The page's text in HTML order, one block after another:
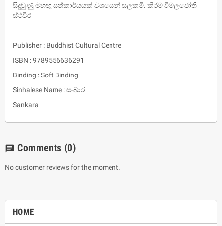
HOME
සිදුවුණු මහඟු සත්කාර්යයක්‌ වශයෙන්‌ සලකමි. කිරම විමලජෝති
ස්ථවිර
Publisher : Buddhist Cultural Centre
ISBN : 9789556636291
Binding : Soft Binding
Sinhalese Name : සංඛාර
Sankara
chat Comments (0)
No customer reviews for the moment.